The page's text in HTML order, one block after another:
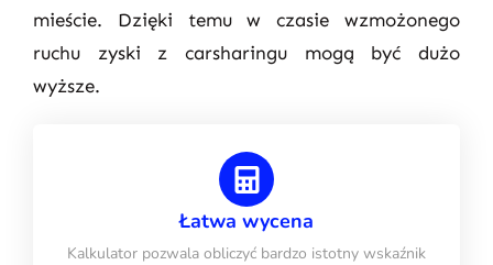
mieście. Dzięki temu w czasie wzmożonego
ruchu zyski z carsharingu mogą być dużo
wyższe.
Łatwa wycena
Kalkulator pozwala obliczyć bardzo istotny wskaźnik